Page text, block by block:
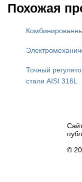
Похожая
Точный
стали AISI 316L
©